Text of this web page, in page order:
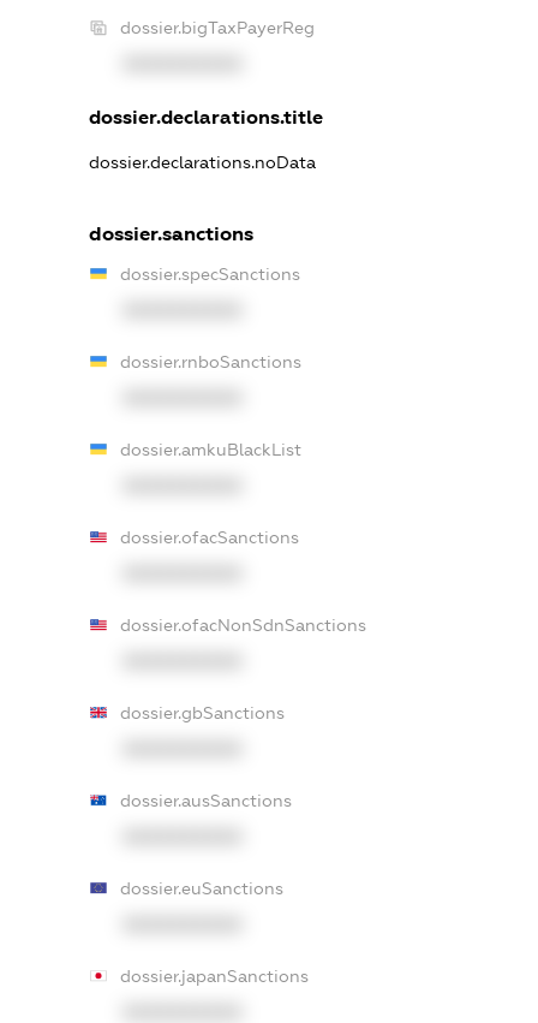
dossier.bigTaxPayerReg
dossier.declarations.title
dossier.declarations.noData
dossier.sanctions
dossier.specSanctions
dossier.rnboSanctions
dossier.amkuBlackList
dossier.ofacSanctions
dossier.ofacNonSdnSanctions
dossier.gbSanctions
dossier.ausSanctions
dossier.euSanctions
dossier.japanSanctions